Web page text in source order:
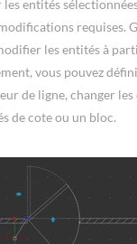
les entités
requises.
les entités à
vous pouvez
de ligne, changer les
de cote ou un bloc.